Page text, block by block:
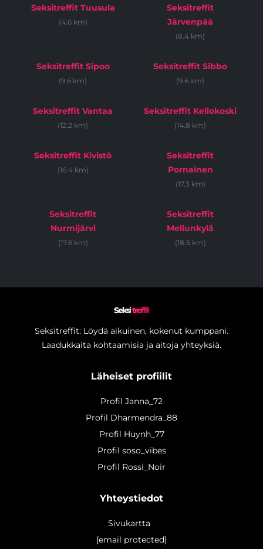
Seksitreffit Tuusula
(4.6 km)
Seksitreffit
Järvenpää
(8.4 km)
Seksitreffit Sipoo
(9.6 km)
Seksitreffit Sibbo
(9.6 km)
Seksitreffit Vantaa
(12.2 km)
Seksitreffit Kellokoski
(14.8 km)
Seksitreffit Kivistö
(16.4 km)
Seksitreffit
Pornainen
(17.3 km)
Seksitreffit
Nurmijärvi
(17.6 km)
Seksitreffit
Mellunkylä
(18.5 km)
Seksitreffit
Seksitreffit: Löydä aikuinen, kokenut kumppani.
Laadukkaita kohtaamisia ja aitoja yhteyksiä.
Läheiset profiilit
Profil Janna_72
Profil Dharmendra_88
Profil Huynh_77
Profil soso_vibes
Profil Rossi_Noir
Yhteystiedot
Sivukartta
[email protected]